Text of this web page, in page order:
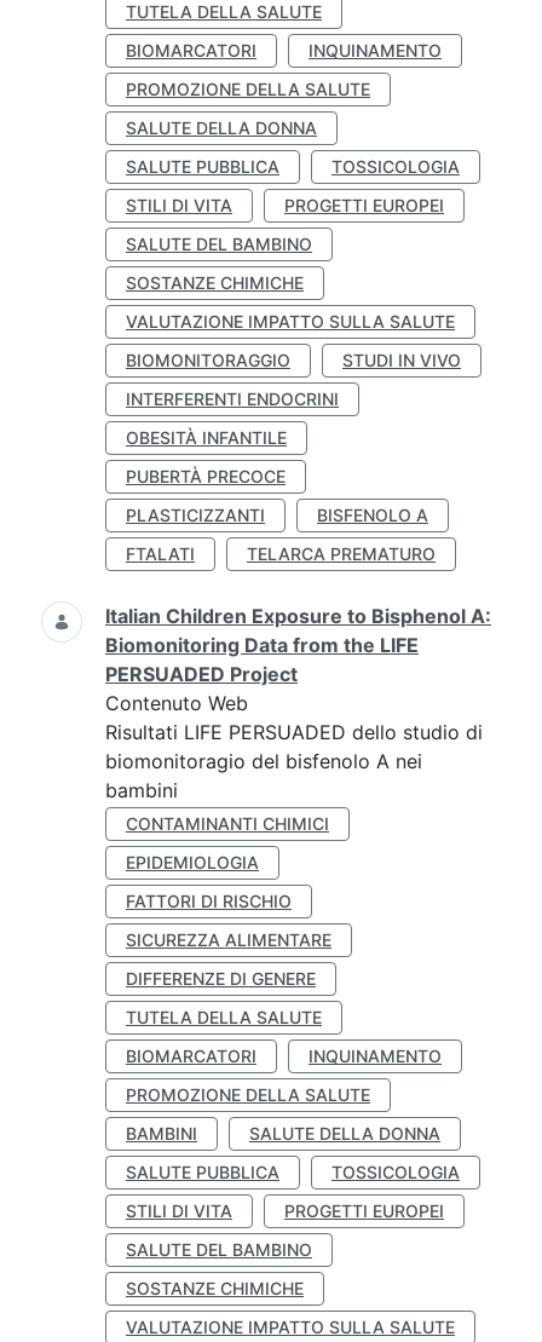
TUTELA DELLA SALUTE
BIOMARCATORI
INQUINAMENTO
PROMOZIONE DELLA SALUTE
SALUTE DELLA DONNA
SALUTE PUBBLICA
TOSSICOLOGIA
STILI DI VITA
PROGETTI EUROPEI
SALUTE DEL BAMBINO
SOSTANZE CHIMICHE
VALUTAZIONE IMPATTO SULLA SALUTE
BIOMONITORAGGIO
STUDI IN VIVO
INTERFERENTI ENDOCRINI
OBESITÀ INFANTILE
PUBERTÀ PRECOCE
PLASTICIZZANTI
BISFENOLO A
FTALATI
TELARCA PREMATURO
Italian Children Exposure to Bisphenol A:
Biomonitoring Data from the LIFE
PERSUADED Project
Contenuto Web
Risultati LIFE PERSUADED dello studio di
biomonitoragio del bisfenolo A nei
bambini
CONTAMINANTI CHIMICI
EPIDEMIOLOGIA
FATTORI DI RISCHIO
SICUREZZA ALIMENTARE
DIFFERENZE DI GENERE
TUTELA DELLA SALUTE
BIOMARCATORI
INQUINAMENTO
PROMOZIONE DELLA SALUTE
BAMBINI
SALUTE DELLA DONNA
SALUTE PUBBLICA
TOSSICOLOGIA
STILI DI VITA
PROGETTI EUROPEI
SALUTE DEL BAMBINO
SOSTANZE CHIMICHE
VALUTAZIONE IMPATTO SULLA SALUTE